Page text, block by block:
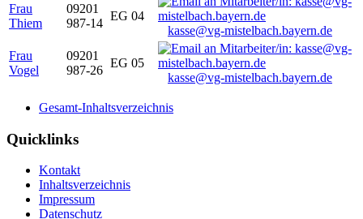
Frau
Thiem
09201
987-14
EG 04
kasse@vg-mistelbach.bayern.de
Frau
Vogel
09201
987-26
EG 05
kasse@vg-mistelbach.bayern.de
Gesamt-Inhaltsverzeichnis
Quicklinks
Kontakt
Inhaltsverzeichnis
Impressum
Datenschutz